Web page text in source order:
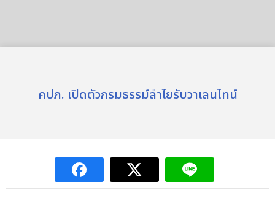
คปภ. เปิดตัวกรมธรรม์ลำไยรับวาเลนไทน์